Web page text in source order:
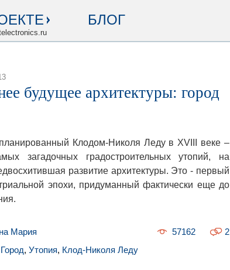
БЛОГ
будущее архитектуры: город
Клодом-Николя Леду в XVIII веке –
загадочных градостроительных утопий, на
развитие архитектуры. Это - первый
эпохи, придуманный фактически еще до
Мария 2
57162
Город, Утопия, Клод-Николя Леду